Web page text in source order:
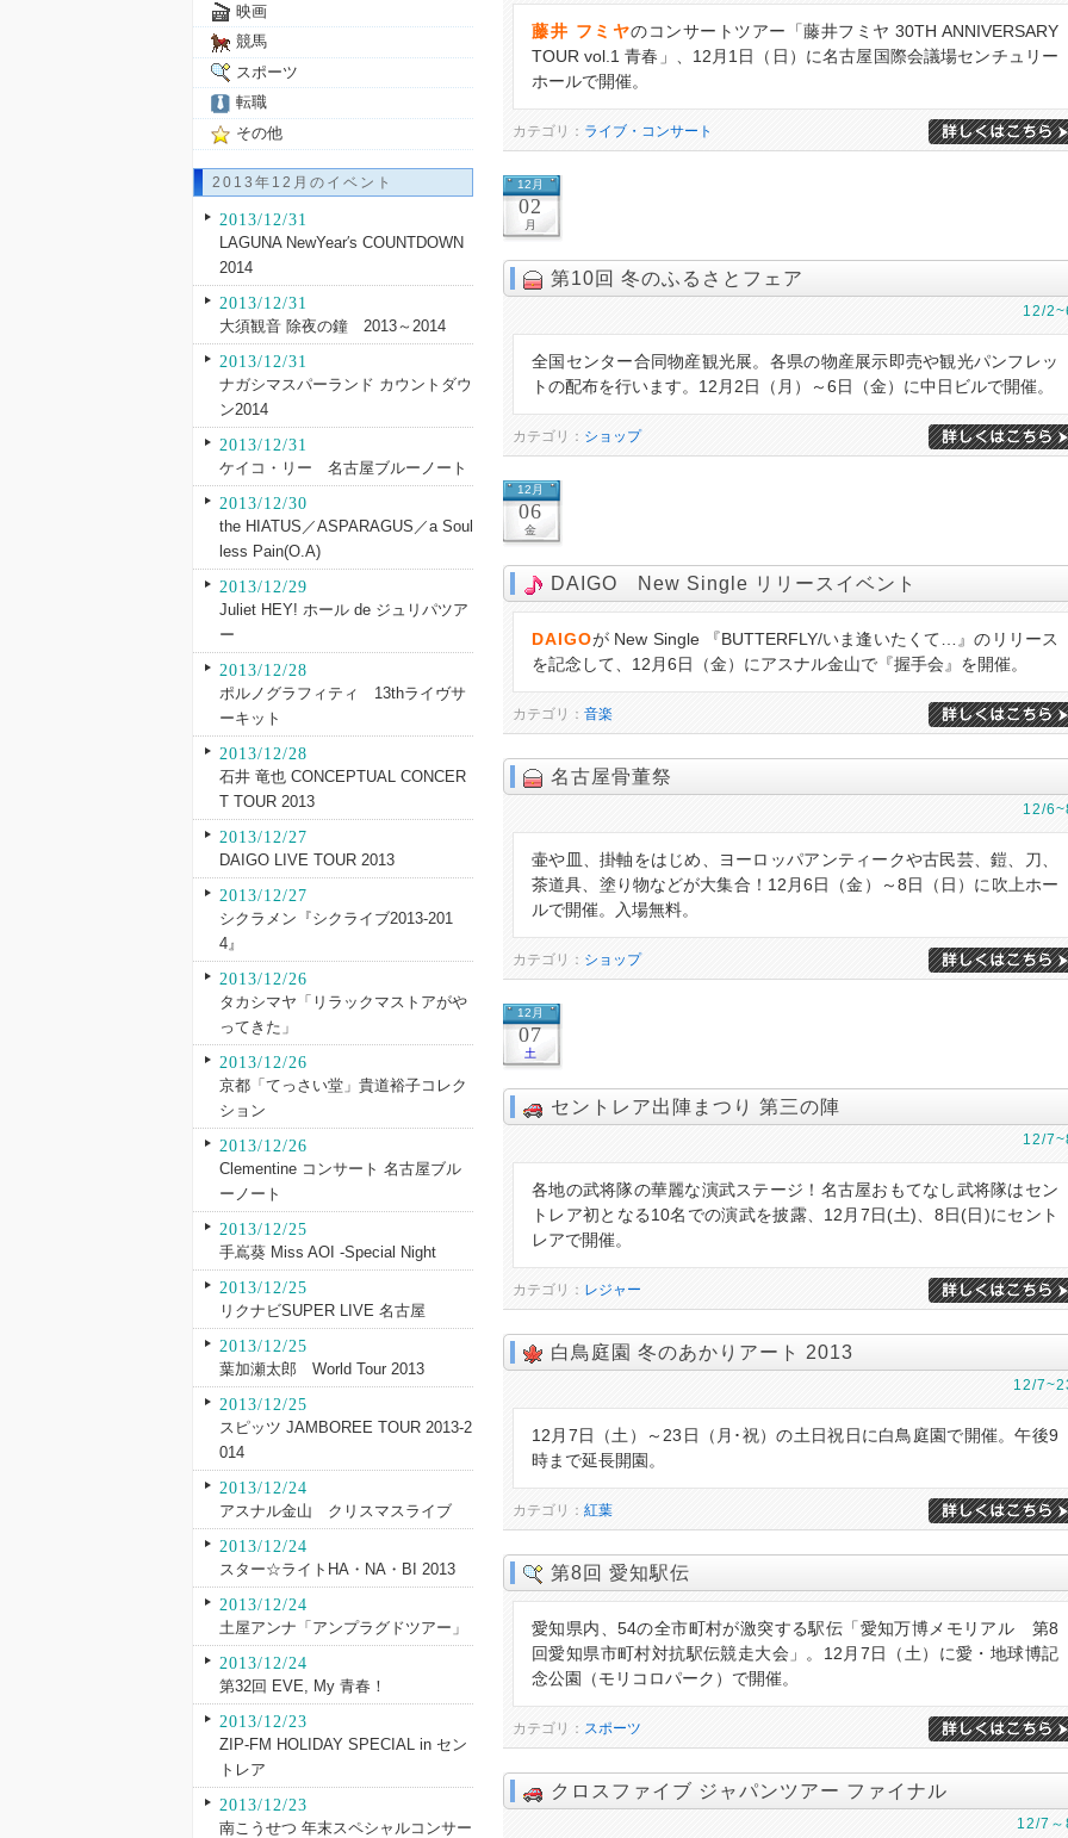
藤井 フミヤのコンサートツアー「藤井フミヤ 30TH ANNIVERSARY
TOUR vol.1 青春」、12月1日（日）に名古屋国際会議場センチュリー
ホールで開催。
カテゴリ： ライブ・コンサート
12月
02
月
第10回 冬のふるさとフェア
12/
全国センター合同物産観光展。各県の物産展示即売や観光パンフレッ
トの配布を行います。12月2日（月）～6日（金）に中日ビルで開催。
カテゴリ： ショップ
12月
06
金
DAIGO New Single リリースイベント
DAIGOが New Single 『BUTTERFLY/いま逢いたくて…』のリリース
を記念して、12月6日（金）にアスナル金山で『握手会』を開催。
カテゴリ： 音楽
名古屋骨董祭
12/
壷や皿、掛軸をはじめ、ヨーロッパアンティークや古民芸、鎧、刀、
茶道具、塗り物などが大集合！12月6日（金）～8日（日）に吹上ホー
ルで開催。入場無料。
カテゴリ： ショップ
12月
07
土
セントレア出陣まつり 第三の陣
12/
各地の武将隊の華麗な演武ステージ！名古屋おもてなし武将隊はセン
トレア初となる10名での演武を披露、12月7日(土)、8日(日)にセント
レアで開催。
カテゴリ： レジャー
白鳥庭園 冬のあかりアート 2013
12/
12月7日（土）～23日（月･祝）の土日祝日に白鳥庭園で開催。午後9
時まで延長開園。
カテゴリ： 紅葉
第8回 愛知駅伝
愛知県内、54の全市町村が激突する駅伝「愛知万博メモリアル 第8
回愛知県市町村対抗駅伝競走大会」。12月7日（土）に愛・地球博記
念公園（モリコロパーク）で開催。
カテゴリ： スポーツ
クロスファイブ ジャパンツアー ファイナル
12/7
映画
競馬
スポーツ
転職
その他
2013年12月のイベント
2013/12/31
LAGUNA NewYear′s COUNTDOWN
2014
2013/12/31
大須観音 除夜の鐘 2013～2014
2013/12/31
ナガシマスパーランド カウントダウ
ン2014
2013/12/31
ケイコ・リー 名古屋ブルーノート
2013/12/30
the HIATUS／ASPARAGUS／a Soul
less Pain(O.A)
2013/12/29
Juliet HEY! ホール de ジュリパツア
ー
2013/12/28
ポルノグラフィティ 13thライヴサ
ーキット
2013/12/28
石井 竜也 CONCEPTUAL CONCER
T TOUR 2013
2013/12/27
DAIGO LIVE TOUR 2013
2013/12/27
シクラメン『シクライブ2013-201
4』
2013/12/26
タカシマヤ「リラックマストアがや
ってきた」
2013/12/26
京都「てっさい堂」貴道裕子コレク
ション
2013/12/26
Clementine コンサート 名古屋ブル
ーノート
2013/12/25
手嶌葵 Miss AOI -Special Night
2013/12/25
リクナビSUPER LIVE 名古屋
2013/12/25
葉加瀬太郎 World Tour 2013
2013/12/25
スピッツ JAMBOREE TOUR 2013-2
014
2013/12/24
アスナル金山 クリスマスライブ
2013/12/24
スター☆ライトHA・NA・BI 2013
2013/12/24
土屋アンナ「アンプラグドツアー」
2013/12/24
第32回 EVE, My 青春！
2013/12/23
ZIP-FM HOLIDAY SPECIAL in セン
トレア
2013/12/23
南こうせつ 年末スペシャルコンサー